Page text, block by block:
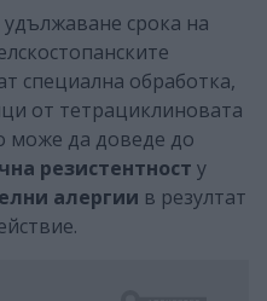
удължаване срока на
специална обработка,
от тетрациклиновата
може да доведе до
резистентност у
алергии в резултат